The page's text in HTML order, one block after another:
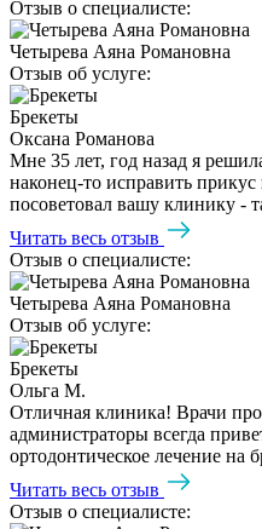
Отзыв о специалисте:
Четырева Аяна Романовна
Отзыв об услуге:
Брекеты
Оксана Романова
Мне 35 лет, год назад я
наконец-то исправить
посоветовал вашу клинику -
Читать весь отзыв
Отзыв о специалисте:
Четырева Аяна Романовна
Отзыв об услуге:
Брекеты
Ольга М.
Отличная клиника! Врачи
администраторы всегда
ортодонтическое лечение на
Читать весь отзыв
Отзыв о специалисте: